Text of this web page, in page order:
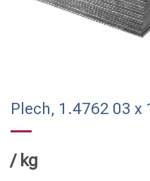
Plech, 1.4762 03 x
/ kg